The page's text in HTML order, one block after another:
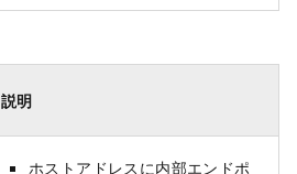
説明
ホストアドレスに内部エンドポ